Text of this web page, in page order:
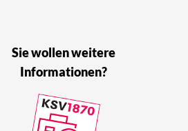
Sie wollen weitere
Informationen?